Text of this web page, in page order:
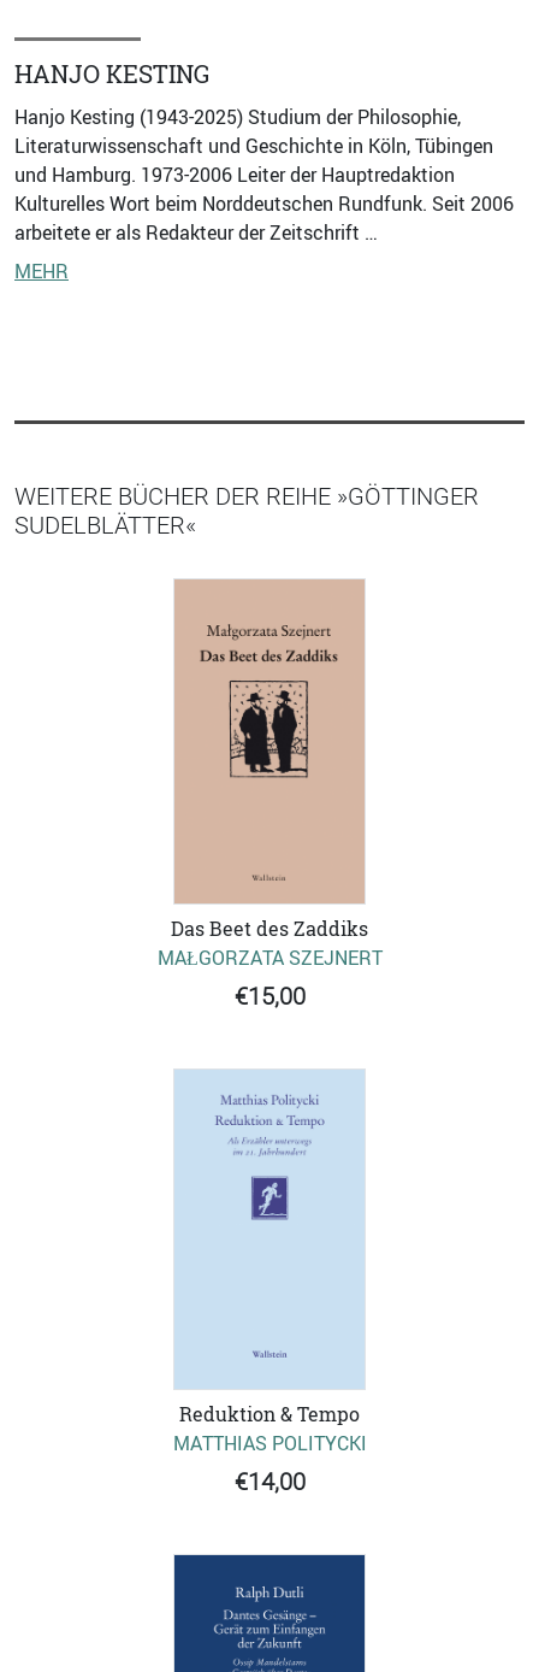
HANJO KESTING
Hanjo Kesting (1943-2025) Studium der Philosophie,
Literaturwissenschaft und Geschichte in Köln, Tübingen
und Hamburg. 1973-2006 Leiter der Hauptredaktion
Kulturelles Wort beim Norddeutschen Rundfunk. Seit 2006
arbeitete er als Redakteur der Zeitschrift …
MEHR
WEITERE BÜCHER DER REIHE »GÖTTINGER
SUDELBLÄTTER«
Das Beet des Zaddiks
MAŁGORZATA SZEJNERT
€15,00
Reduktion & Tempo
MATTHIAS POLITYCKI
€14,00